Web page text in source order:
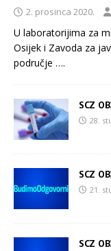
2. prosinca 2020.
U laboratorijima za
Osijek i Zavoda za
područje ….
SCZ
28.
SCZ
21.
SCZ